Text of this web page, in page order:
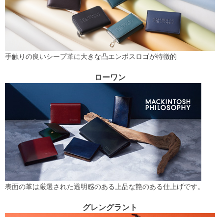
手触りの良いシープ革に大きな凸エンボスロゴが特徴的
ローワン
表面の革は厳選された透明感のある上品な艶のある仕上げです。
グレングラント